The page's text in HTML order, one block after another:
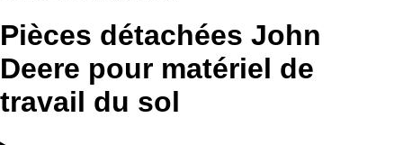
Pièces détachées John
Deere pour matériel de
travail du sol